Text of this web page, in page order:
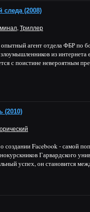
следа (2008)
, Триллер
агент отдела ФБР по
из интернета
с поистине невероятным
(2010)
создании Facebook - самой
Гарвардского
успех, он становится